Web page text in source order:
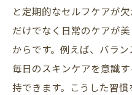
と定期的なセルフケアが
だけでなく日常のケアが
からです。例えば、バラン
毎日のスキンケアを意識
持できます。こうした習